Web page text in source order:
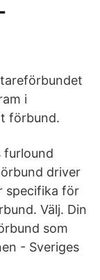
i
förbund.
furlound
driver
specifika för
Välj. Din
som
- Sveriges